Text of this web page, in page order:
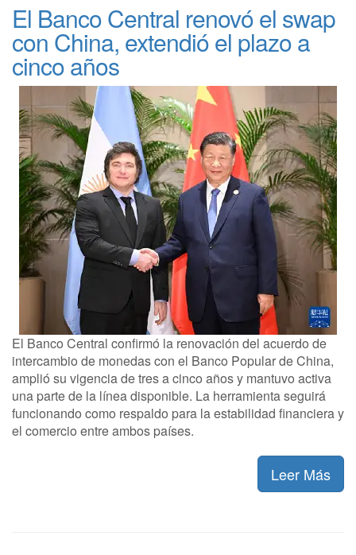
El Banco Central renovó el swap
con China, extendió el plazo a
cinco años
El Banco Central confirmó la renovación del acuerdo de
intercambio de monedas con el Banco Popular de China,
amplió su vigencia de tres a cinco años y mantuvo activa
una parte de la línea disponible. La herramienta seguirá
funcionando como respaldo para la estabilidad financiera y
el comercio entre ambos países.
Leer Más